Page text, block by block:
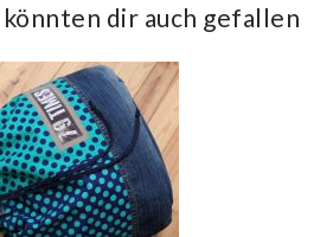
dir auch gefallen